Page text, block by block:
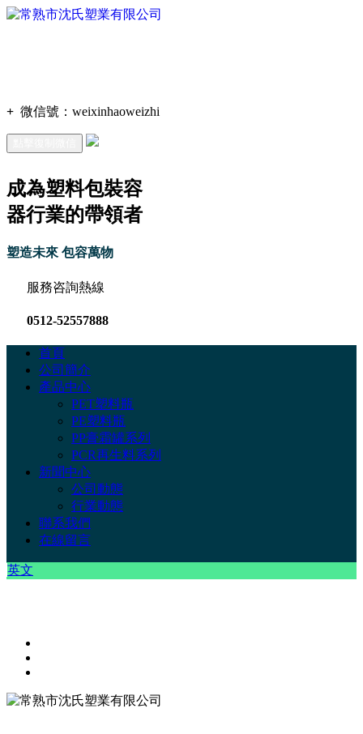
+ 微信號： weixinhaoweizhi
成為塑料包裝容
器行業的帶領者
塑造未來 包容萬物
服務咨詢熱線
0512-52557888
首頁
公司簡介
產品中心
PET塑料瓶
PE塑料瓶
PP膏霜罐系列
PCR再生料系列
新聞中心
公司動態
行業動態
聯系我們
在線留言
英文